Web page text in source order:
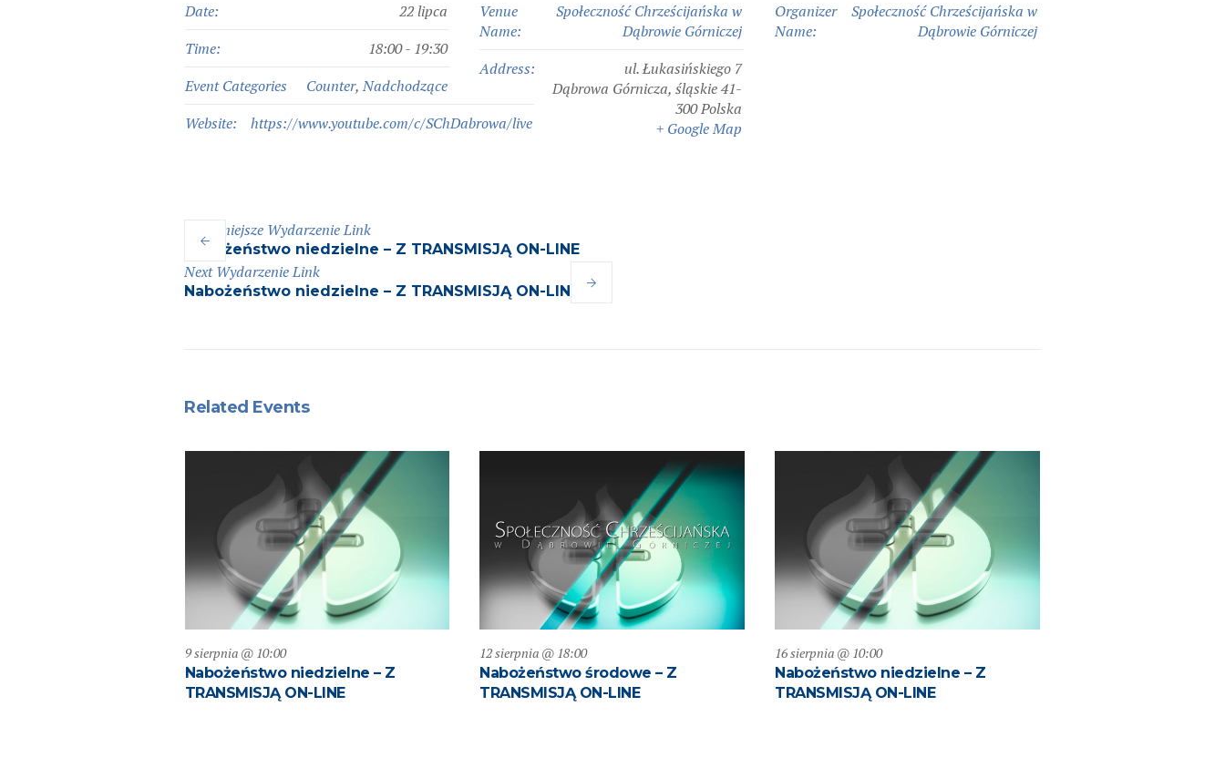
Date:
22 lipca
Time:
18:00 - 19:30
Event Categories
Counter,Nadchodzące
Website:
https://www.youtube.com/c/SChDabrowa/live
Venue
Name:
Społeczność Chrześcijańska w
Dąbrowie Górniczej
Address:
ul. Łukasińskiego 7
Dąbrowa Górnicza, śląskie 41-
300Polska
+ Google Map
Organizer
Name:
Społeczność Chrześcijańska w
Dąbrowie Górniczej
Wcześniejsze WydarzenieLink
Nabożeństwo niedzielne – Z TRANSMISJĄ ON-LINE
NextWydarzenieLink
Nabożeństwo niedzielne – Z TRANSMISJĄ ON-LINE
Related Events
9 sierpnia @ 10:00
Nabożeństwo niedzielne – Z
TRANSMISJĄ ON-LINE
12 sierpnia @ 18:00
Nabożeństwo środowe – Z
TRANSMISJĄ ON-LINE
16 sierpnia @ 10:00
Nabożeństwo niedzielne – Z
TRANSMISJĄ ON-LINE